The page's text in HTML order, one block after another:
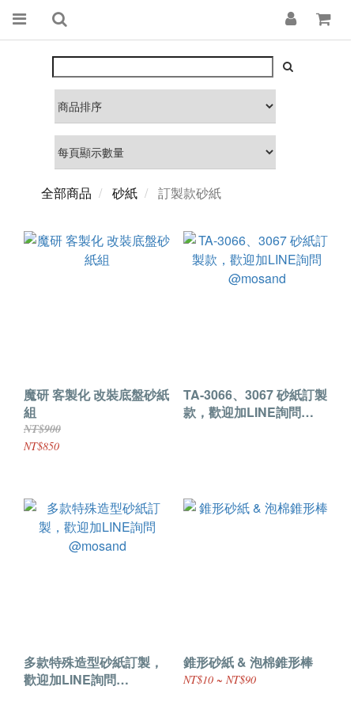
全部商品 砂紙 訂製款砂紙
魔研 客製化 改裝底盤砂紙
組
NT$900
NT$850
TA-3066、3067 砂紙訂製
款，歡迎加LINE詢問
多款特殊造型砂紙訂製，
歡迎加LINE詢問
錐形砂紙 & 泡棉錐形棒
NT$10 ~ NT$90